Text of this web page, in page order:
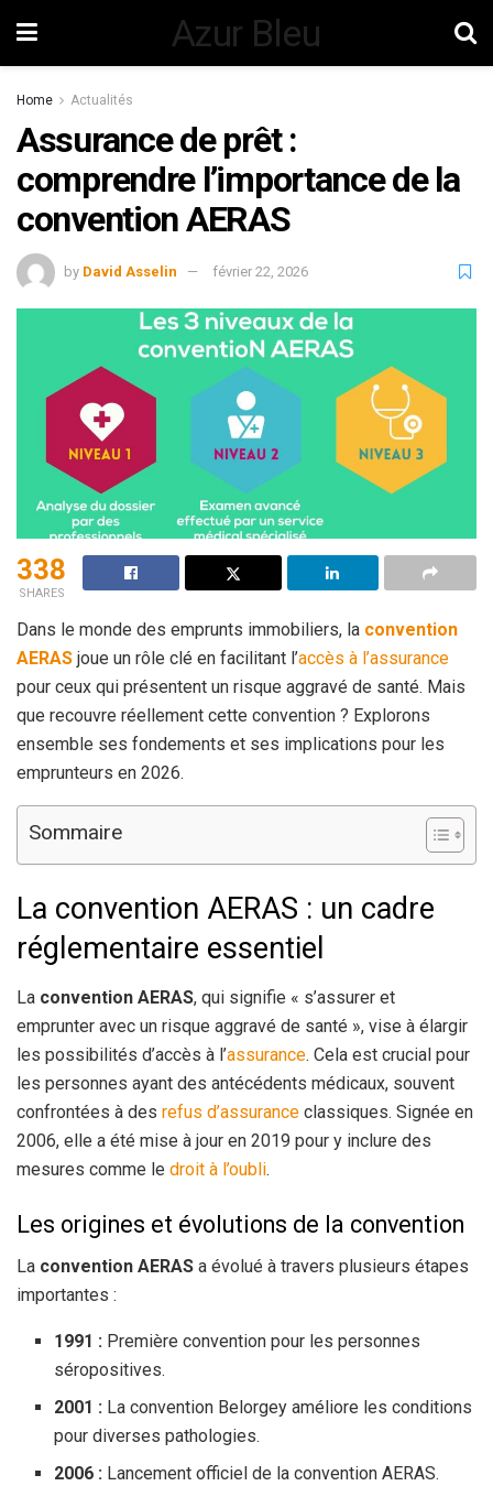
Azur Bleu
Home Actualités
Assurance de prêt :
comprendre l’importance de la
convention AERAS
by David Asselin février 22, 2026
338
SHARES
Dans le monde des emprunts immobiliers, la convention
AERAS joue un rôle clé en facilitant l’accès à l’assurance
pour ceux qui présentent un risque aggravé de santé. Mais
que recouvre réellement cette convention ? Explorons
ensemble ses fondements et ses implications pour les
emprunteurs en 2026.
Sommaire
La convention AERAS : un cadre
réglementaire essentiel
La convention AERAS, qui signifie « s’assurer et
emprunter avec un risque aggravé de santé », vise à élargir
les possibilités d’accès à l’assurance. Cela est crucial pour
les personnes ayant des antécédents médicaux, souvent
confrontées à des refus d’assurance classiques. Signée en
2006, elle a été mise à jour en 2019 pour y inclure des
mesures comme le droit à l’oubli.
Les origines et évolutions de la convention
La convention AERAS a évolué à travers plusieurs étapes
importantes :
1991 : Première convention pour les personnes
séropositives.
2001 : La convention Belorgey améliore les conditions
pour diverses pathologies.
2006 : Lancement officiel de la convention AERAS.